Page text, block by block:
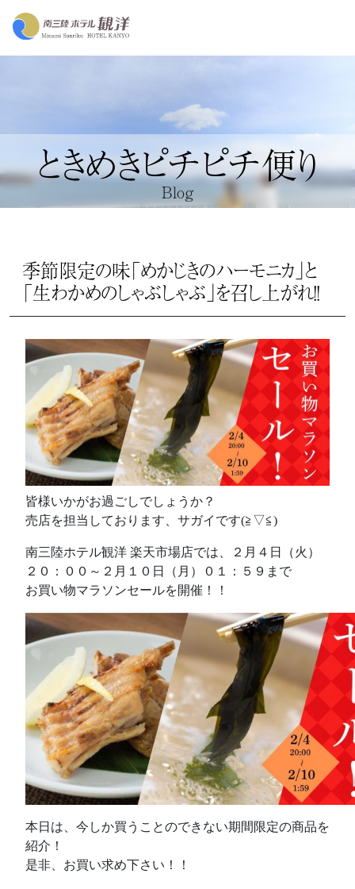
ときめきピチピチ便り
Blog
季節限定の味「めかじきのハーモニカ」と
「生わかめのしゃぶしゃぶ」を召し上がれ！！
皆様いかがお過ごしでしょうか？
売店を担当しております、サガイです(≧▽≦)
南三陸ホテル観洋 楽天市場店では、２月４日（火）
２０：００～２月１０日（月）０１：５９まで
お買い物マラソンセールを開催！！
本日は、今しか買うことのできない期間限定の商品を
紹介！
是非、お買い求め下さい！！